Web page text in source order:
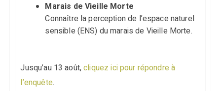
Marais de Vieille Morte
Connaître la perception de l’espace naturel
sensible (ENS) du marais de Vieille Morte.
Jusqu’au 13 août,cliquez ici pour répondre à
l’enquête.